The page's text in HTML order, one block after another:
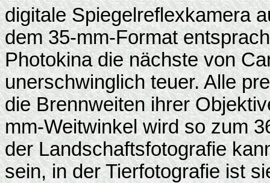
digitale Spiegelreflexkamera
dem 35-mm-Format
Photokina die nächste von
unerschwinglich teuer. Alle
die Brennweiten ihrer
mm-Weitwinkel wird so zum
der Landschaftsfotografie
sein, in der Tierfotografie ist